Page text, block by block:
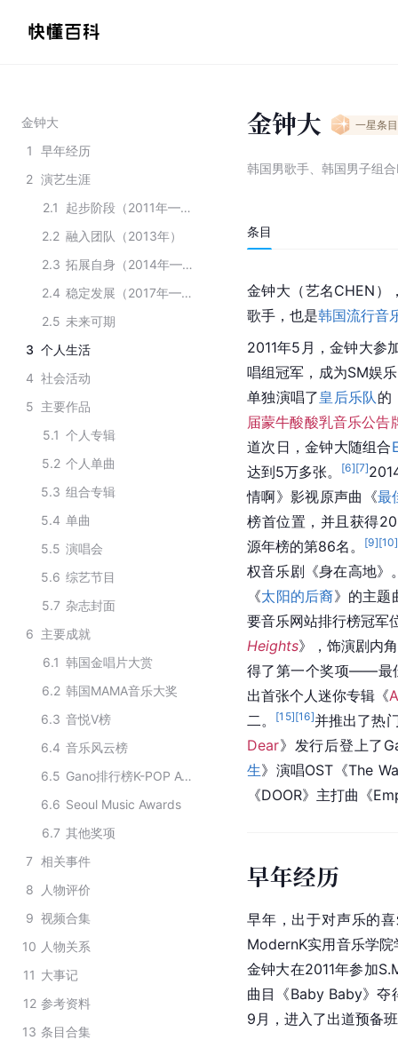
金钟大
1
早年经历
2 演艺生涯
2.1
起步阶段（2011年——2012年）
2.2 融入团队（2013年）
2.3
拓展自身（2014年——2016年）
2.4
稳定发展（2017年——2020年）
2.5 未来可期
3 个人生活
4 社会活动
5 主要作品
5.1 个人专辑
5.2 个人单曲
5.3 组合专辑
5.4 单曲
5.5 演唱会
5.6 综艺节目
5.7 杂志封面
6 主要成就
6.1 韩国金唱片大赏
6.2 韩国MAMA音乐大奖
6.3 音悦V榜
6.4 音乐风云榜
6.5
Gano排行榜K-POP Awards
6.6 Seoul Music Awards
6.7 其他奖项
7 相关事件
8
人物评价
9 视频合集
10 人物关系
11 大事记
12 参考资料
13 条目合集
金钟大 一星条目
韩国男歌手、韩国男子组
条目
金钟大（艺名CHEN）
歌手，也是韩国流行音
2011年5月，金钟大参
唱组冠军，成为SM娱
单独演唱了皇后乐队 的
届蒙牛酸酸乳音乐公告
道次日，金钟大随组合
达到5万多张。
[6][7]
情啊》影视原声曲《最
榜首位置，并且获得
源年榜的第86名。
[9][10]
权音乐剧《身在高地》
《太阳的后裔》的主题
要音乐网站排行榜冠军
Heights》，饰演剧内
得了第一个奖项——最
出首张个人迷你专辑《
二。
[15][16]并推出了热
Dear》发行后登上了
生》演唱OST《The
《DOOR》主打曲《
早年经历
早年，出于对声乐的
ModernK实用音乐学
金钟大在2011年参加
曲目《Baby Baby》夺
9月，进入了出道预备